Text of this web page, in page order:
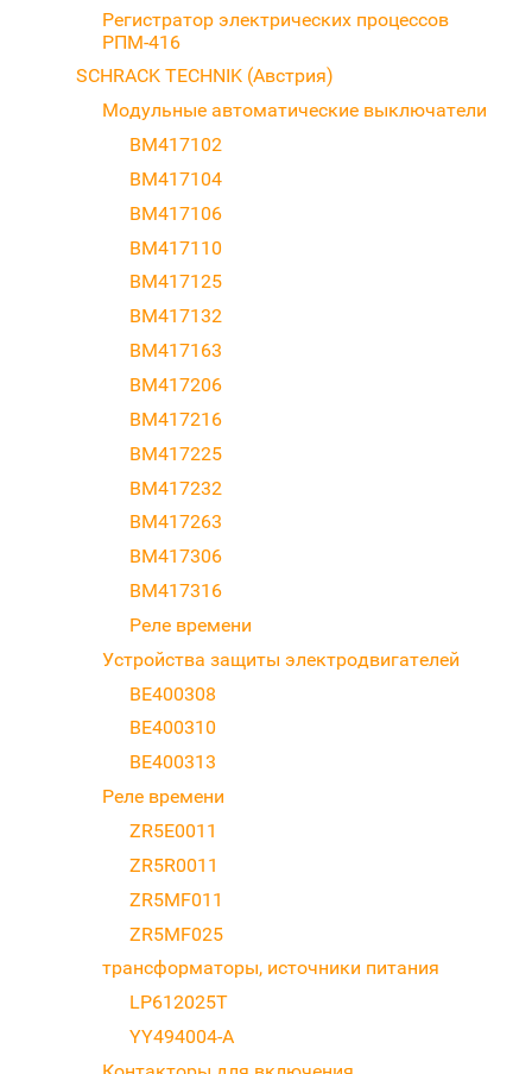
Регистратор электрических процессов
РПМ-416
SCHRACK TECHNIK (Австрия)
Модульные автоматические выключатели
BM417102
BM417104
BM417106
BM417110
BM417125
BM417132
BM417163
BM417206
BM417216
BM417225
BM417232
BM417263
BM417306
BM417316
Реле времени
Устройства защиты электродвигателей
BE400308
BE400310
BE400313
Реле времени
ZR5E0011
ZR5R0011
ZR5MF011
ZR5MF025
трансформаторы, источники питания
LP612025T
YY494004-A